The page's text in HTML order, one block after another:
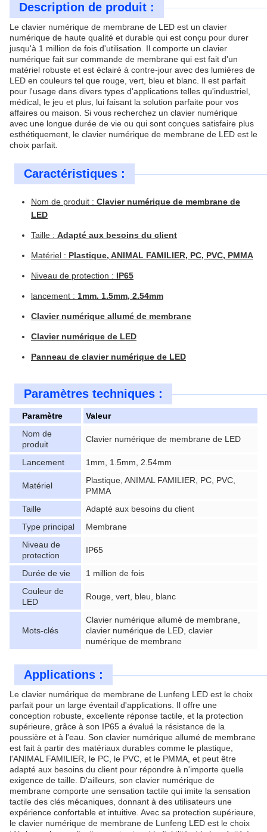
Description de produit :
Le clavier numérique de membrane de LED est un clavier
numérique de haute qualité et durable qui est conçu pour durer
jusqu'à 1 million de fois d'utilisation. Il comporte un clavier
numérique fait sur commande de membrane qui est fait d'un
matériel robuste et est éclairé à contre-jour avec des lumières de
LED en couleurs tel que rouge, vert, bleu et blanc. Il est parfait
pour l'usage dans divers types d'applications telles qu'industriel,
médical, le jeu et plus, lui faisant la solution parfaite pour vos
affaires ou maison. Si vous recherchez un clavier numérique
avec une longue durée de vie ou qui sont conçues satisfaire plus
esthétiquement, le clavier numérique de membrane de LED est le
choix parfait.
Caractéristiques :
Nom de produit : Clavier numérique de membrane de
LED
Taille : Adapté aux besoins du client
Matériel : Plastique, ANIMAL FAMILIER, PC, PVC, PMMA
Niveau de protection : IP65
lancement : 1mm. 1.5mm, 2.54mm
Clavier numérique allumé de membrane
Clavier numérique de LED
Panneau de clavier numérique de LED
Paramètres techniques :
Paramètre
Valeur
Nom de
produit
Clavier numérique de membrane de LED
Lancement 1mm, 1.5mm, 2.54mm
Matériel
Plastique, ANIMAL FAMILIER, PC, PVC,
PMMA
Taille
Adapté aux besoins du client
Type principal
Membrane
Niveau de
protection
IP65
Durée de vie
1 million de fois
Couleur de
LED
Rouge, vert, bleu, blanc
Mots-clés
Clavier numérique allumé de membrane,
clavier numérique de LED, clavier
numérique de membrane
Applications :
Le clavier numérique de membrane de Lunfeng LED est le choix
parfait pour un large éventail d'applications. Il offre une
conception robuste, excellente réponse tactile, et la protection
supérieure, grâce à son IP65 a évalué la résistance de la
poussière et à l'eau. Son clavier numérique allumé de membrane
est fait à partir des matériaux durables comme le plastique,
l'ANIMAL FAMILIER, le PC, le PVC, et le PMMA, et peut être
adapté aux besoins du client pour répondre à n'importe quelle
exigence de taille. D'ailleurs, son clavier numérique de
membrane comporte une sensation tactile qui imite la sensation
tactile des clés mécaniques, donnant à des utilisateurs une
expérience confortable et intuitive. Avec sa protection supérieure,
le clavier numérique de membrane de Lunfeng LED est le choix